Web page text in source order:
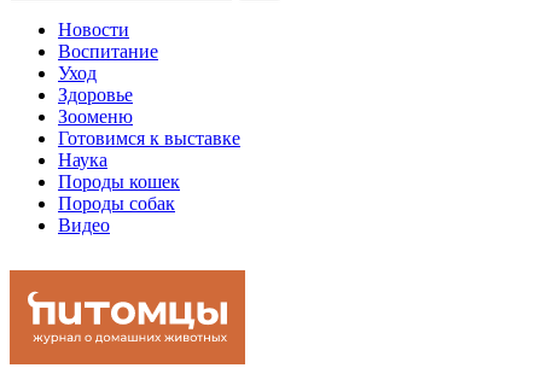
Новости
Воспитание
Уход
Здоровье
Зооменю
Готовимся к выставке
Наука
Породы кошек
Породы собак
Видео